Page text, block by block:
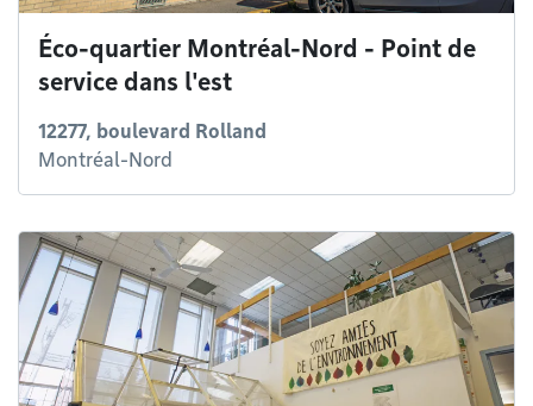
Éco-quartier Montréal-Nord - Point de
service dans l'est
12277, boulevard Rolland
Montréal-Nord